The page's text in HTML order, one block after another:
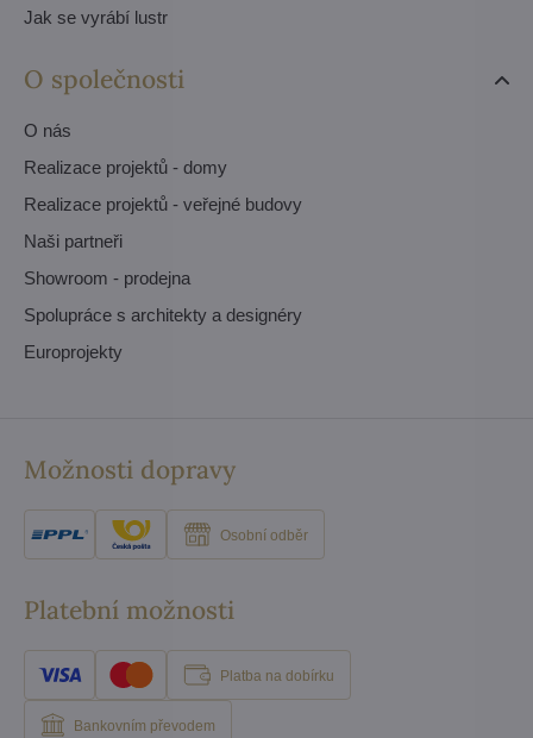
Jak se vyrábí lustr
O společnosti
O nás
Realizace projektů - domy
Realizace projektů - veřejné budovy
Naši partneři
Showroom - prodejna
Spolupráce s architekty a designéry
Europrojekty
Možnosti dopravy
Osobní odběr
Platební možnosti
Platba na dobírku
Bankovním převodem